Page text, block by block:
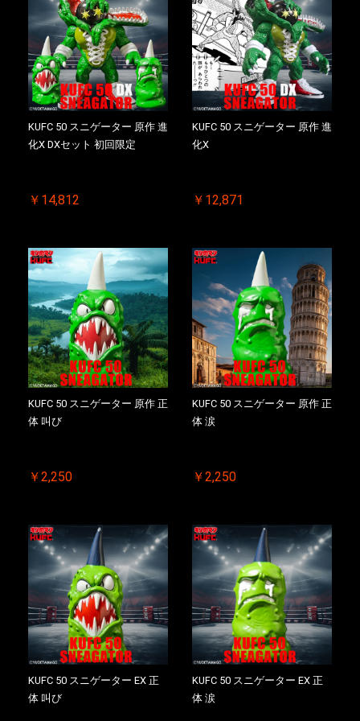
KUFC 50 スニゲーター 原作 進
化X DXセット 初回限定
￥14,812
KUFC 50 スニゲーター 原作 進
化X
￥12,871
KUFC 50 スニゲーター 原作 正
体 叫び
￥2,250
KUFC 50 スニゲーター 原作 正
体 涙
￥2,250
KUFC 50 スニゲーター EX 正
体 叫び
KUFC 50 スニゲーター EX 正
体 涙